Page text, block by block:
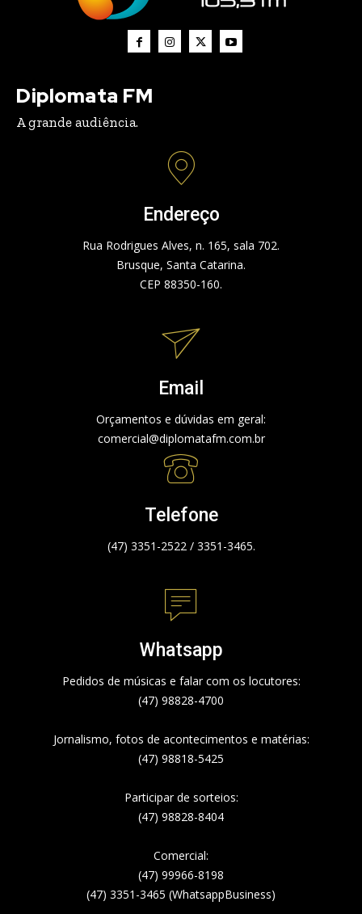
Diplomata FM
A grande audiência.
Endereço
Rua Rodrigues Alves, n. 165, sala 702.
Brusque, Santa Catarina.
CEP 88350-160.
Email
Orçamentos e dúvidas em geral:
comercial@diplomatafm.com.br
Telefone
(47) 3351-2522 / 3351-3465.
Whatsapp
Pedidos de músicas e falar com os locutores:
(47) 98828-4700
Jornalismo, fotos de acontecimentos e matérias:
(47) 98818-5425
Participar de sorteios:
(47) 98828-8404
Comercial:
(47) 99966-8198
(47) 3351-3465 (WhatsappBusiness)